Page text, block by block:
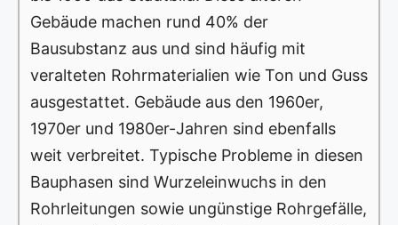
Gebäude machen rund 40% der
Bausubstanz aus und sind häufig mit
veralteten Rohrmaterialien wie Ton und Guss
ausgestattet. Gebäude aus den 1960er,
1970er und 1980er-Jahren sind ebenfalls
weit verbreitet. Typische Probleme in diesen
Bauphasen sind Wurzeleinwuchs in den
Rohrleitungen sowie ungünstige Rohrgefälle,